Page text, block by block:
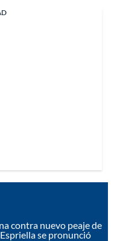
contra nuevo peaje de
se pronunció